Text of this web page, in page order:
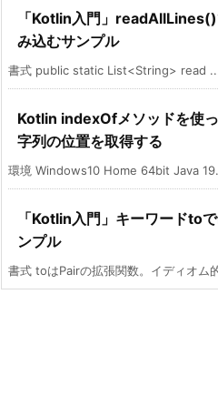
「Kotlin入門」
み込むサンプル
書式 public static List<String> read
Kotlin indexOfメソッドを使
字列の位置を取得する
環境 Windows10 Home 64bit Java
「Kotlin入門」キーワードto
ンプル
書式 toはPairの拡張関数。イディオム